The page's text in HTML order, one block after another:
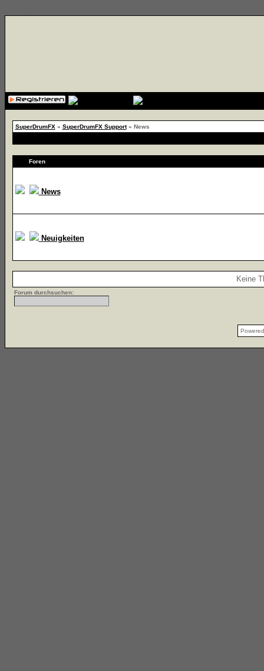
SuperDrumFX» SuperDrumFX Support» News
Foren
News
Neuigkeiten
Keine
Forum durchsuchen: